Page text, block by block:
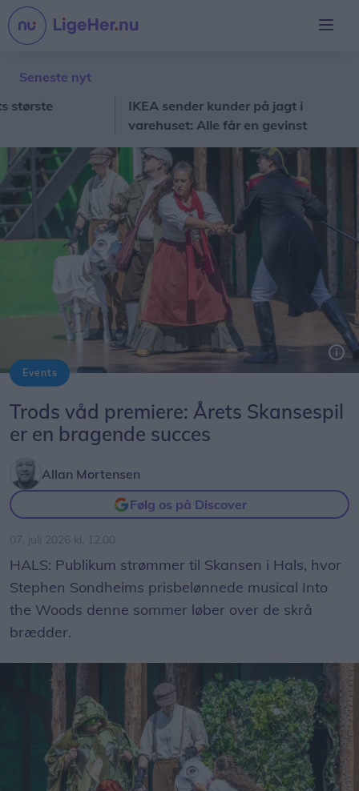
Seneste nyt
IKEA sender kunder på jagt i
varehuset: Alle får en gevinst
Events
Trods våd premiere: Årets Skansespil
er en bragende succes
Allan Mortensen
Følg os på Discover
07. juli 2026 kl. 12.00
HALS: Publikum strømmer til Skansen i Hals, hvor
Stephen Sondheims prisbelønnede musical Into
the Woods denne sommer løber over de skrå
brædder.